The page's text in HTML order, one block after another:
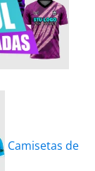
Camisetas de